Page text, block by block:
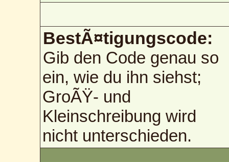
BestÃ¤tigungscode:
Gib den Code genau so
ein, wie du ihn siehst;
GroÃŸ- und
Kleinschreibung wird
nicht unterschieden.